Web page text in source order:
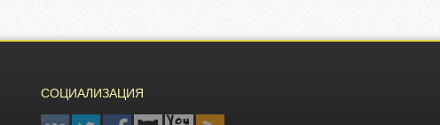
СОЦИАЛИЗАЦИЯ